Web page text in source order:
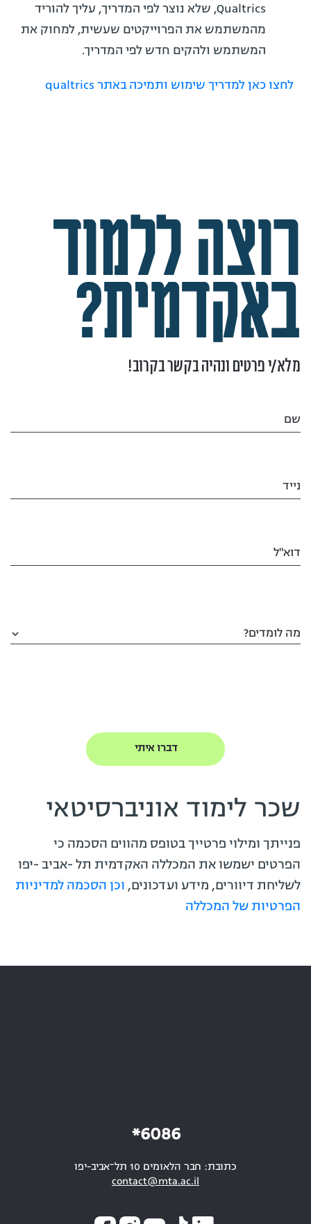
Qualtrics, שלא נוצר לפי המדריך, עליך להוריד
מהמשתמש את הפרוייקטים שעשית, למחוק את
המשתמש ולהקים חדש לפי המדריך.
לחצו כאן למדריך שימוש ותמיכה באתר qualtrics
רוצה ללמוד
באקדמית?
מלא/י פרטים ונהיה בקשר בקרוב!
שם
נייד
דוא"ל
מה לומדים?
שכר לימוד אוניברסיטאי
פנייתך ומילוי פרטייך בטופס מהווים הסכמה כי
הפרטים ישמשו את המכללה האקדמית תל -אביב -יפו
לשליחת דיוורים, מידע ועדכונים, וכן הסכמה למדיניות
הפרטיות של המכללה
6086*
כתובת: חבר הלאומים 10 תל־אביב-יפו
contact@mta.ac.il